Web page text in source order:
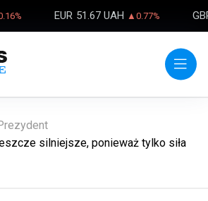
EUR 51.67 UAH ▲0.77%
silniejsze, ponieważ tylko siła